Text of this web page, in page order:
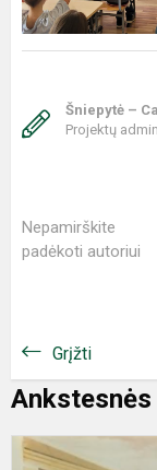
Šniepytė –
Projektų
Nepamirškite
padėkoti autoriui
Grįžti
Ankstesnės